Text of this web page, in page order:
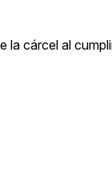
la cárcel al